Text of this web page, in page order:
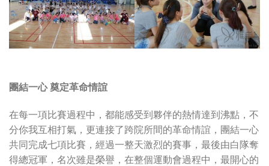
團結一心 奠定革命情誼
在每一項比賽過程中，都能感受到夥伴的熱情達到沸點，不
分你我互相打氣，更連接了跨院所間的革命情誼，團結一心
共同完成七項比賽，經過一整天激烈的賽事，最後由白隊奪
得總冠軍，名次雖是榮譽，在整個運動會過程中，最開心的